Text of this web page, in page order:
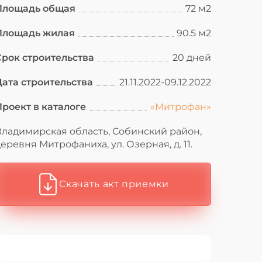
общая 72 м2
жилая 90.5 м2
строительства 20 дней
строительства 21.11.2022-09.12.2022
в каталоге «Митрофан»
область, Собинский район,
Митрофаниха, ул. Озерная, д. 11.
Скачать акт приемки